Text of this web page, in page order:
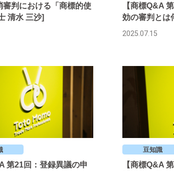
審判における「商標的使
清水 三沙]
【商標Q&A
効の審判とは
2025.07.15
第21回：登録異議の申
豆知識
【商標Q&A